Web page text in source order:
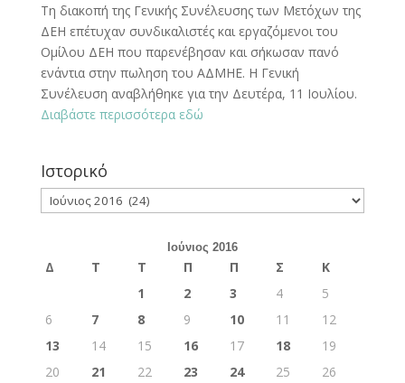
Τη διακοπή της Γενικής Συνέλευσης των Μετόχων της
ΔΕΗ επέτυχαν συνδικαλιστές και εργαζόμενοι του
Ομίλου ΔΕΗ που παρενέβησαν και σήκωσαν πανό
ενάντια στην πωληση του ΑΔΜΗΕ. Η Γενική
Συνέλευση αναβλήθηκε για την Δευτέρα, 11 Ιουλίου.
Διαβάστε περισσότερα εδώ
Ιστορικό
Ιστορικό
Ιούνιος 2016
Δ Τ Τ Π Π Σ
Κ
1
2 3 4
5
6
7 8 9 10 11
12
13
14 15 16 17 18
19
20
21 22 23 24 25
26